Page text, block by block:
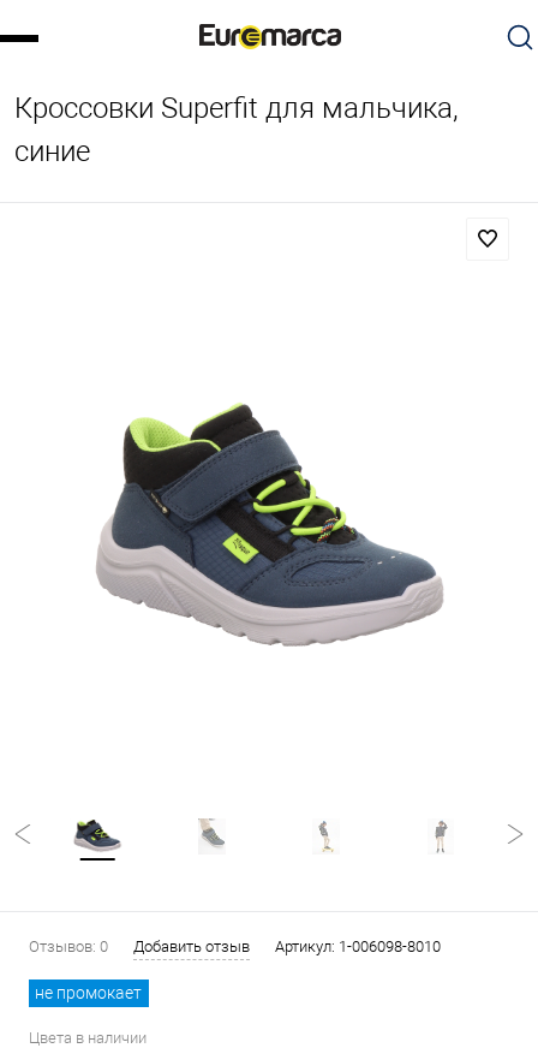
Кроссовки Superfit для мальчика,
синие
Отзывов: 0 Добавить отзыв Артикул: 1-006098-8010
не промокает
Цвета в наличии